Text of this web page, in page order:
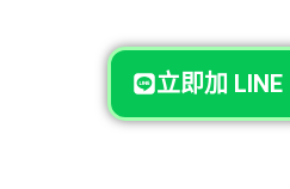
立即加